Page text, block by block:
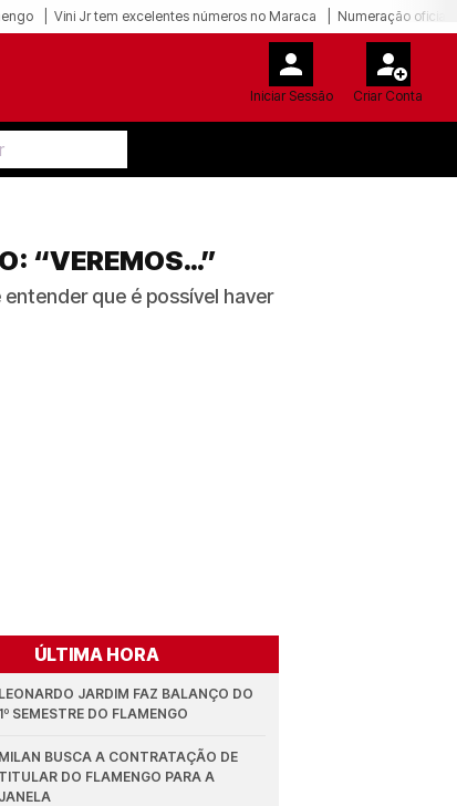
Vini Jr tem excelentes números no Maraca Numeração oficial
Iniciar Sessão Criar Conta
“VEREMOS…”
que é possível haver
ÚLTIMA HORA
LEONARDO JARDIM FAZ BALANÇO DO
1º SEMESTRE DO FLAMENGO
MILAN BUSCA A CONTRATAÇÃO DE
TITULAR DO FLAMENGO PARA A
JANELA